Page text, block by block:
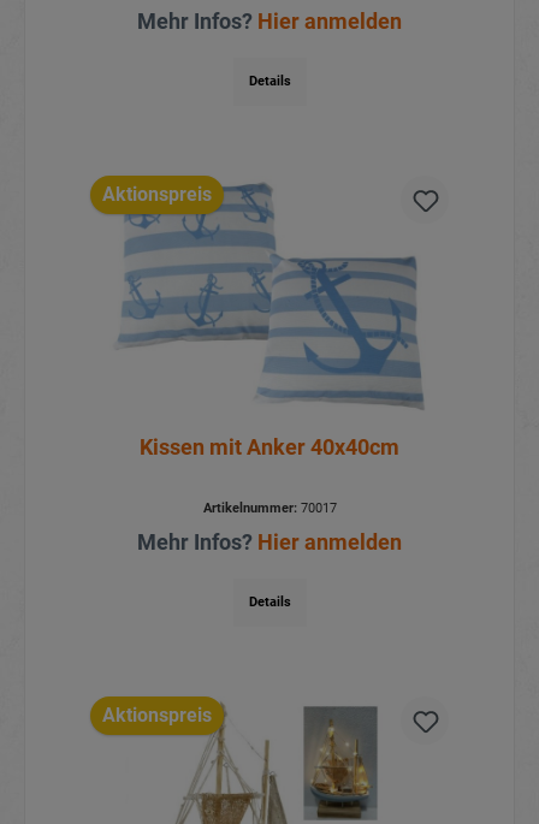
Mehr Infos? Hier anmelden
Details
Aktionspreis
Kissen mit Anker 40x40cm
Artikelnummer:70017
Mehr Infos? Hier anmelden
Details
Aktionspreis